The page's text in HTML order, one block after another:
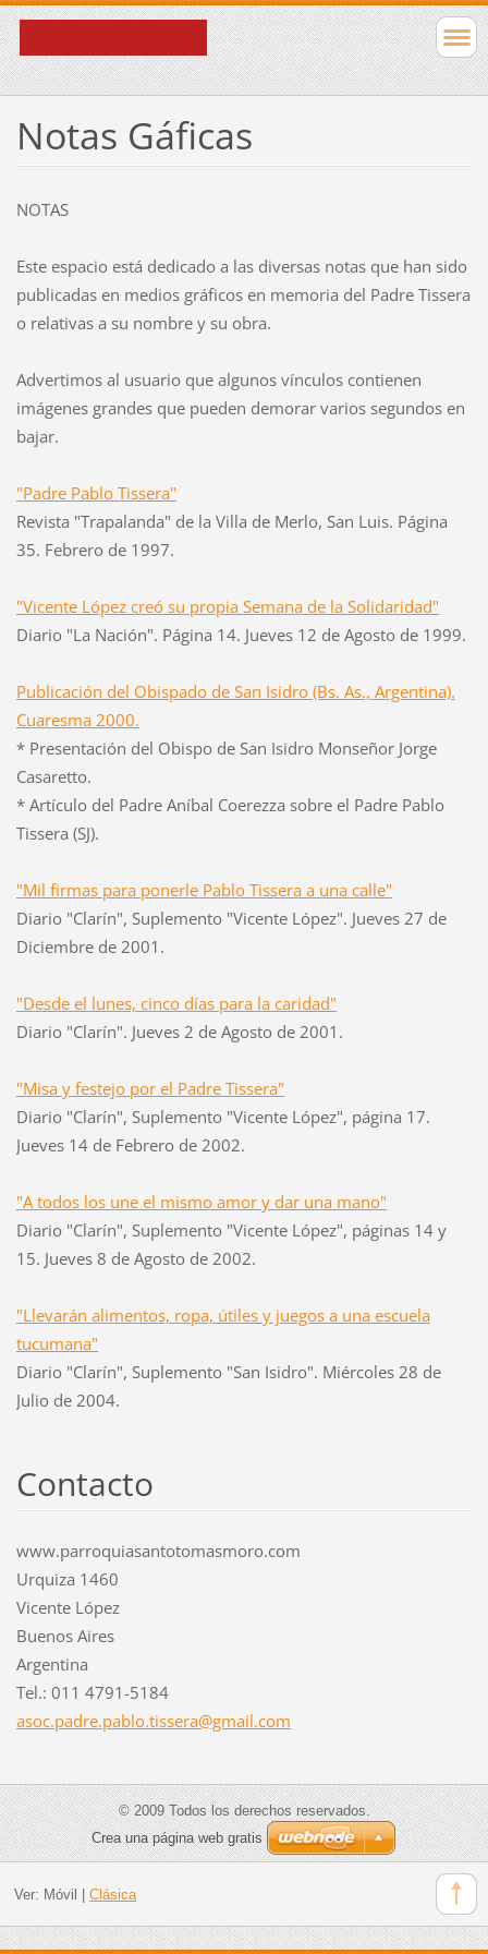
Notas Gáficas
NOTAS
Este espacio está dedicado a las diversas notas que han sido
publicadas en medios gráficos en memoria del Padre Tissera
o relativas a su nombre y su obra.
Advertimos al usuario que algunos vínculos contienen
imágenes grandes que pueden demorar varios segundos en
bajar.
"Padre Pablo Tissera"
Revista "Trapalanda" de la Villa de Merlo, San Luis. Página
35. Febrero de 1997.
"Vicente López creó su propia Semana de la Solidaridad"
Diario "La Nación". Página 14. Jueves 12 de Agosto de 1999.
Publicación del Obispado de San Isidro (Bs. As., Argentina).
Cuaresma 2000.
* Presentación del Obispo de San Isidro Monseñor Jorge
Casaretto.
* Artículo del Padre Aníbal Coerezza sobre el Padre Pablo
Tissera (SJ).
"Mil firmas para ponerle Pablo Tissera a una calle"
Diario "Clarín", Suplemento "Vicente López". Jueves 27 de
Diciembre de 2001.
"Desde el lunes, cinco días para la caridad"
Diario "Clarín". Jueves 2 de Agosto de 2001.
"Misa y festejo por el Padre Tissera"
Diario "Clarín", Suplemento "Vicente López", página 17.
Jueves 14 de Febrero de 2002.
"A todos los une el mismo amor y dar una mano"
Diario "Clarín", Suplemento "Vicente López", páginas 14 y
15. Jueves 8 de Agosto de 2002.
"Llevarán alimentos, ropa, útiles y juegos a una escuela
tucumana"
Diario "Clarín", Suplemento "San Isidro". Miércoles 28 de
Julio de 2004.
Contacto
www.parroquiasantotomasmoro.com
Urquiza 1460
Vicente López
Buenos Aires
Argentina
Tel.: 011 4791-5184
asoc.padre.pablo.tissera@gmail.com
© 2009 Todos los derechos reservados.
Crea una página web gratis
Ver: Móvil Clásica